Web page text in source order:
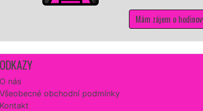
Mám zájem o hodinový manžel v Koutě na Šumavě
ODKAZY
O nás
Všeobecné obchodní podmínky
Kontakt